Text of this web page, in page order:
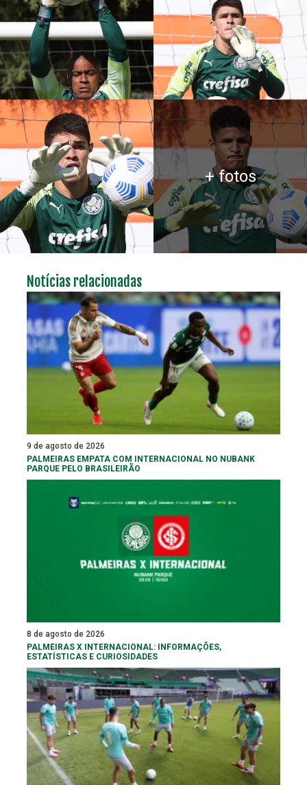
+ fotos
Notícias relacionadas
9 de agosto de 2026
PALMEIRAS EMPATA COM INTERNACIONAL NO NUBANK
PARQUE PELO BRASILEIRÃO
8 de agosto de 2026
PALMEIRAS X INTERNACIONAL: INFORMAÇÕES,
ESTATÍSTICAS E CURIOSIDADES